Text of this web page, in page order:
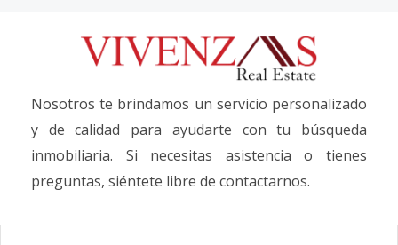
Nosotros te brindamos un servicio personalizado
y de calidad para ayudarte con tu búsqueda
inmobiliaria. Si necesitas asistencia o tienes
preguntas, siéntete libre de contactarnos.